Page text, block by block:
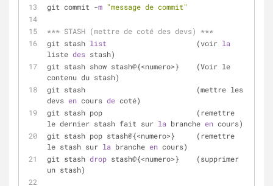
git commit -m "message de commit"
*** STASH (mettre de coté des devs) ***
git stash list
                     (voir
la
liste des stash)
git stash show stash@{<numero>}    (Voir le
contenu du stash)
git stash                          (mettre les
devs en cours de coté)
git stash pop                      (remettre
le dernier stash fait sur la branche en cours)
git stash pop stash@{<numero>}     (remettre
le stash sur la branche en cours)
git stash drop stash@{<numero>}    (supprimer
un stash)